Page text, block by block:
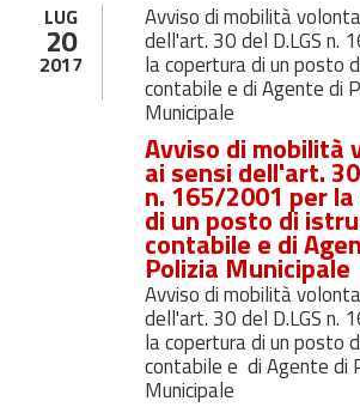
LUG
20
2017
Avviso di mobilità
dell'art. 30 del D.LGS n.
la copertura di un posto
contabile e di Agente di
Municipale
Avviso di mobilità
ai sensi dell'art.
n. 165/2001 per
di un posto di
contabile e di
Polizia Municipale
Avviso di mobilità
dell'art. 30 del D.LGS n.
la copertura di un posto
contabile e di Agente di
Municipale